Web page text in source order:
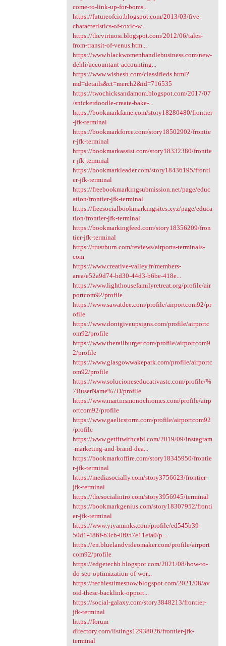
come-to-link-up-for-boms...
https://futureofcio.blogspot.com/2013/03/five-
characteristics-of-toxic-w...
https://thevirtuosi.blogspot.com/2012/06/tales-
from-transit-of-venus.htm...
https://www.blackwomenhandlebusiness.com/new-
dehli/accountant-accounting...
https://www.wishesh.com/classifieds.html?
md=details&ct=merch2&id=716535
https://twochicksandamom.blogspot.com/2017/07
/snickerdoodle-create-bake-...
https://bookmarkfame.com/story18280480/frontier
-jfk-terminal
https://bookmarkforce.com/story18502902/frontie
r-jfk-terminal
https://bookmarkassist.com/story18332380/frontie
r-jfk-terminal
https://bookmarkleader.com/story18436195/fronti
er-jfk-terminal
https://freebookmarkingsubmission.net/page/educ
ation/frontier-jfk-terminal
https://freesocialbookmarkingsites.xyz/page/educa
tion/frontier-jfk-terminal
https://bookmarkingfeed.com/story18356209/fron
tier-jfk-terminal
https://trustburn.com/reviews/airports-terminals-
com
https://www.creative-valley.fr/members-
area/e52a9d74-bd30-44d3-b6be-418e...
https://www.lighthousefamilyretreat.org/profile/air
portcom92/profile
https://www.sawatdee.com/profile/airportcom92/pr
ofile
https://www.dontgiveupsigns.com/profile/airportc
om92/profile
https://www.therailburger.com/profile/airportcom9
2/profile
https://www.glasgowwakepark.com/profile/airportc
om92/profile
https://www.solucioneseducativastc.com/profile/%
7BuserName%7D/profile
https://www.martinsmonochromes.com/profile/airp
ortcom92/profile
https://www.gaelicstorm.com/profile/airportcom92
/profile
https://www.getfitwithcabi.com/2019/09/instagram
-marketing-and-brand-dea...
https://bookmarkoffire.com/story18345950/frontie
r-jfk-terminal
https://mediasocially.com/story3756623/frontier-
jfk-terminal
https://thesocialintro.com/story3956945/terminal
https://bookmarkgenius.com/story18307952/fronti
er-jfk-terminal
https://www.yiyaminks.com/profile/ed545b39-
50d1-486f-b3cb-0f057e11efa0/p...
https://en.bluelandvideomaker.com/profile/airport
com92/profile
https://edgetechh.blogspot.com/2021/08/how-to-
do-seo-optimization-of-wor...
https://techiestimesnow.blogspot.com/2021/08/av
oid-these-backlink-opport...
https://social-galaxy.com/story3848213/frontier-
jfk-terminal
https://forum-
directory.com/listings12938026/frontier-jfk-
terminal